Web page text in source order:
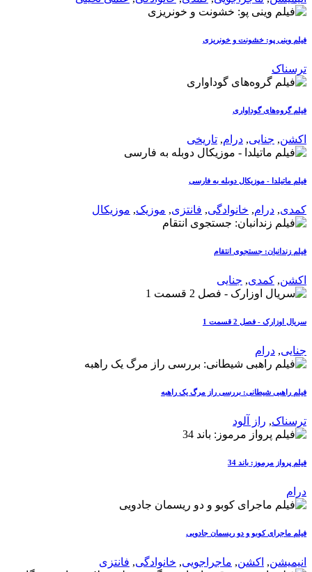
فیلم وینی پو: خشونت و خونریزی
ترسناک
فیلم گروه‌های گوداواری
اکشن, جنایی, درام, تاریخی
فیلم ماتیلدا - موزیکال دوبله به فارسی
کمدی, درام, خانوادگی, فانتزی, موزیک, موزیکال
فیلم زندانبان: جستجوی انتقام
اکشن, کمدی, جنایی
سریال اوزارک - فصل 2 قسمت 1
جنایی, درام
فیلم راهبی شیطانی: بررسی راز مرگ یک راهبه
ترسناک, راز آلود
فیلم پرواز مرموز: باند 34
درام
فیلم ماجرای کوبو و دو ریسمان جادویی
انیمیشن, اکشن, ماجراجویی, خانوادگی, فانتزی